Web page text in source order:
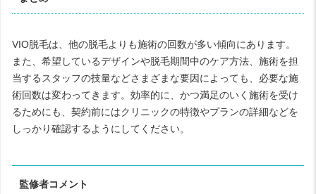
VIO脱毛は、他の脱毛よりも施術の回数が多い傾向にあります。
また、希望しているデザインや脱毛期間中のケア方法、施術を担
当するスタッフの技量などさまざまな要因によっても、必要な施
術回数は変わってきます。効率的に、かつ満足のいく施術を受け
るためにも、契約前にはクリニックの特徴やプランの詳細などを
しっかり確認するようにしてください。
監修者コメント